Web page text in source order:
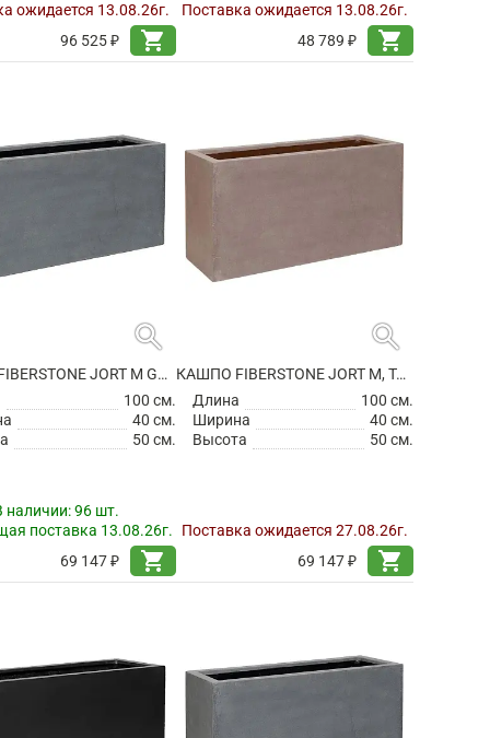
ожидается 13.08.26г.
96 525 ₽
shopping_cart
Поставка ожидается 13.08.26г.
48 789 ₽
shopping_cart
search
КАШПО FIBERSTONE JORT M GREY
100 см.
40 см.
50 см.
наличии:96 шт.
поставка 13.08.26г.
69 147 ₽
shopping_cart
search
КАШПО FIBERSTONE JORT M, TAUPE
Длина
100 см.
Ширина
40 см.
Высота
50 см.
Поставка ожидается 27.08.26г.
69 147 ₽
shopping_cart